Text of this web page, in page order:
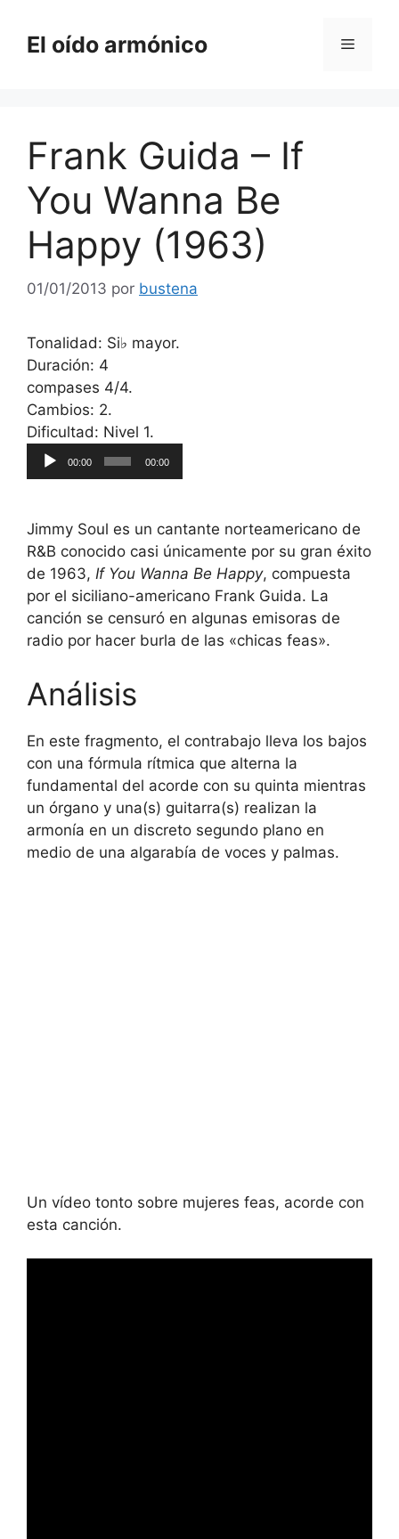
contenido
El oído armónico Menú
Frank Guida – If
You Wanna Be
Happy (1963)
01/01/2013 por bustena
Tonalidad: Si♭ mayor.
Duración: 4
compases 4/4.
Cambios: 2.
Dificultad: Nivel 1.
audio
00:00 00:00
Jimmy Soul es un cantante norteamericano de
R&B conocido casi únicamente por su gran éxito
de 1963, If You Wanna Be Happy, compuesta
por el siciliano-americano Frank Guida. La
canción se censuró en algunas emisoras de
radio por hacer burla de las «chicas feas».
Análisis
En este fragmento, el contrabajo lleva los bajos
con una fórmula rítmica que alterna la
fundamental del acorde con su quinta mientras
un órgano y una(s) guitarra(s) realizan la
armonía en un discreto segundo plano en
medio de una algarabía de voces y palmas.
Un vídeo tonto sobre mujeres feas, acorde con
esta canción.